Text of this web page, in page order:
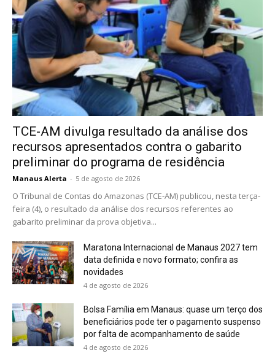
TCE-AM divulga resultado da análise dos
recursos apresentados contra o gabarito
preliminar do programa de residência
Manaus Alerta - 5 de agosto de 2026
O Tribunal de Contas do Amazonas (TCE-AM) publicou, nesta terça-
feira (4), o resultado da análise dos recursos referentes ao
gabarito preliminar da prova objetiva...
Maratona Internacional de Manaus 2027 tem
data definida e novo formato; confira as
novidades
4 de agosto de 2026
Bolsa Família em Manaus: quase um terço dos
beneficiários pode ter o pagamento suspenso
por falta de acompanhamento de saúde
4 de agosto de 2026